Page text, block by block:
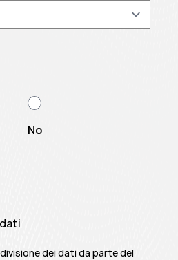
No
dei dati da parte del